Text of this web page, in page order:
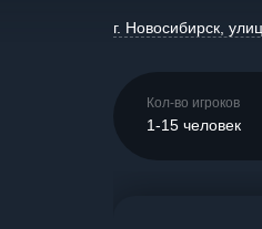
г. Новосибирск,
Кол-во игроков
1-15 человек